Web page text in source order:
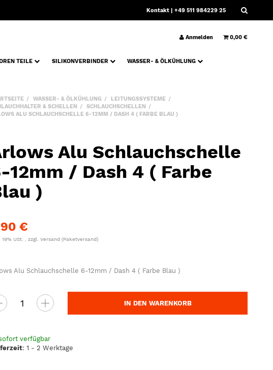
Kontakt | +49 511 984229 25
Anmelden 0,00 €
TEILE SILIKONVERBINDER
WASSER- & ÖLKÜHLUNG
WASSER- & ÖLKÜHLUNG
LEITUNGSSYSTEME
& SCHELLEN
SCHLAUCHSCHELLEN
ALU SCHLAUCHSCHELLE 6-12MM / DASH 4 ( FARBE BLAU )
Alu Schlauchschelle
12mm / Dash 4 ( Farbe
)
€
19% USt. , zzgl.Versand(Paketversand)
Alu Schlauchschelle 6-12mm / Dash 4 ( Farbe Blau )
IN DEN WARENKORB
verfügbar
:1 - 2 Werktage